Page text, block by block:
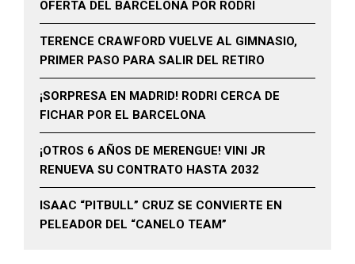
OFERTA DEL BARCELONA POR RODRI
TERENCE CRAWFORD VUELVE AL GIMNASIO,
PRIMER PASO PARA SALIR DEL RETIRO
¡SORPRESA EN MADRID! RODRI CERCA DE
FICHAR POR EL BARCELONA
¡OTROS 6 AÑOS DE MERENGUE! VINI JR
RENUEVA SU CONTRATO HASTA 2032
ISAAC “PITBULL” CRUZ SE CONVIERTE EN
PELEADOR DEL “CANELO TEAM”